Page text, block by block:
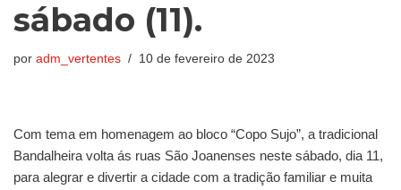
sábado (11).
por adm_vertentes 10 de fevereiro de 2023
Com tema em homenagem ao bloco “Copo Sujo”, a tradicional
Bandalheira volta ás ruas São Joanenses neste sábado, dia 11,
para alegrar e divertir a cidade com a tradição familiar e muita